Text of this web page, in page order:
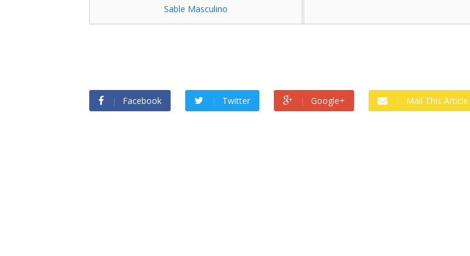
Sable Masculino
Facebook Twitter Google+ Mail This Article